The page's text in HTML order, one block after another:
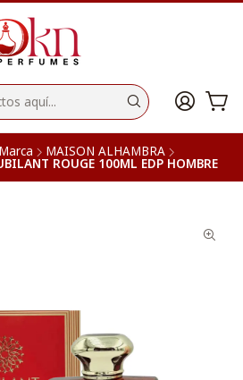
Marca MAISON ALHAMBRA
ROUGE 100ML EDP HOMBRE